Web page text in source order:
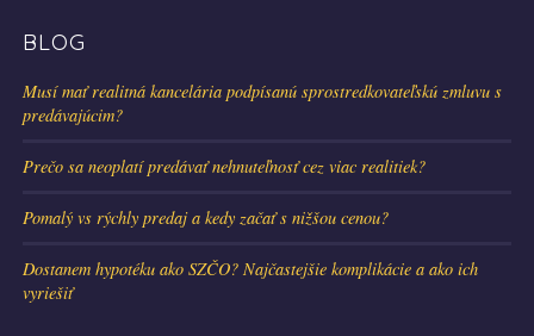
BLOG
Musí mať realitná kancelária podpísanú sprostredkovateľskú zmluvu s
predávajúcim?
Prečo sa neoplatí predávať nehnuteľnosť cez viac realitiek?
Pomalý vs rýchly predaj a kedy začať s nižšou cenou?
Dostanem hypotéku ako SZČO? Najčastejšie komplikácie a ako ich
vyriešiť